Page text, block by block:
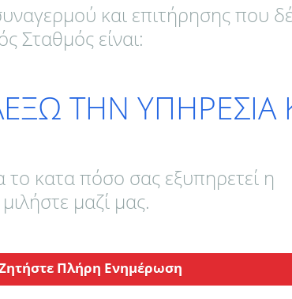
και επιτήρησης που
Σταθμός είναι:
ΤΗΝ ΥΠΗΡΕΣΙΑ
το κατα πόσο σας εξυπηρετεί η
μαζί μας.
Πλήρη Ενημέρωση